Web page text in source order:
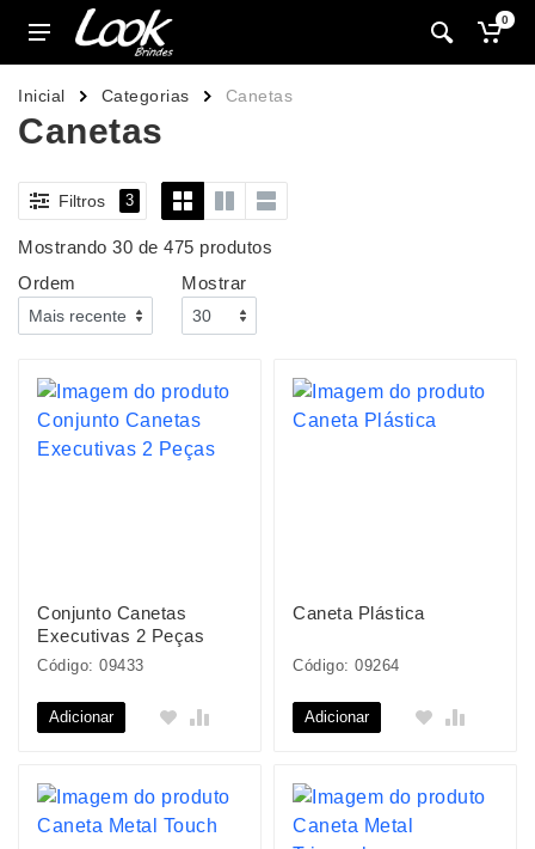
0
Inicial Categorias Canetas
Canetas
Filtros 3
Mostrando 30 de 475 produtos
Ordem
Mostrar
Conjunto Canetas
Executivas 2 Peças
Código: 09433
Adicionar
Caneta Plástica
Código: 09264
Adicionar